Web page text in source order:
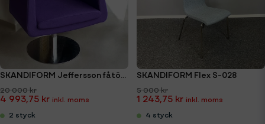
SKANDIFORM Jeffersson fåtöljer
20 000 kr
4 993,75 kr
2 styck
SKANDIFORM Flex S-028
5 000 kr
1 243,75 kr
4 styck